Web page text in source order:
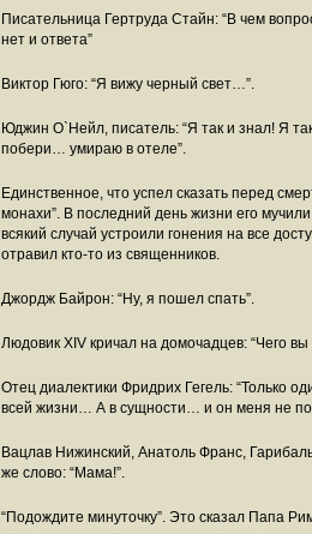
Писательница Гертруда Стайн: “В чем
нет и ответа”
Виктор Гюго: “Я вижу черный свет…”.
Юджин О`Нейл, писатель: “Я так и знал! Я
побери… умираю в отеле”.
Единственное, что успел сказать перед
монахи”. В последний день жизни его
всякий случай устроили гонения на все
отравил кто-то из священников.
Джордж Байрон: “Ну, я пошел спать”.
Людовик XIV кричал на домочадцев: “Чего
Отец диалектики Фридрих Гегель: “Только
всей жизни… А в сущности… и он меня не
Вацлав Нижинский, Анатоль Франс,
же слово: “Мама!”.
“Подождите минуточку”. Это сказал Папа